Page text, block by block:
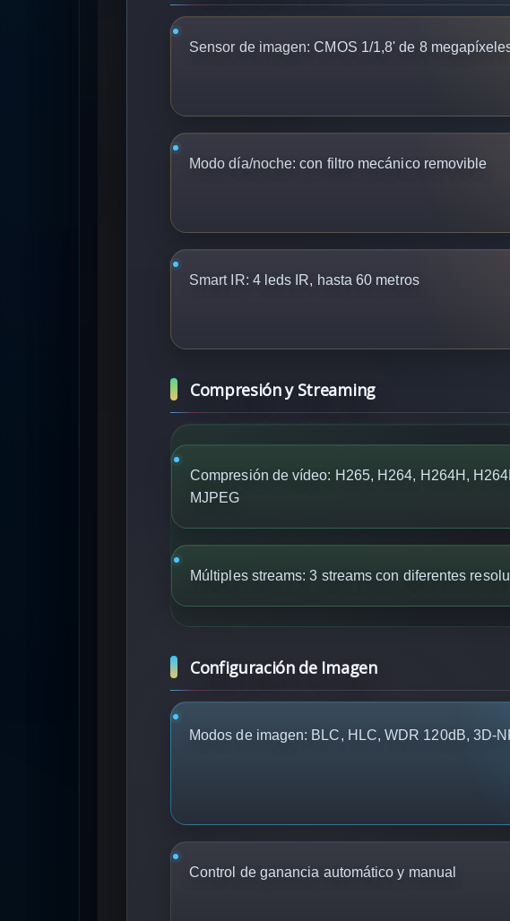
Sensor de imagen: CMOS 1/1,8' de 8
Modo día/noche: con filtro mecánico removible
Smart IR: 4 leds IR, hasta 60 metros
Compresión y Streaming
Compresión de vídeo: H265, H264, H264H,
MJPEG
Múltiples streams: 3 streams con diferentes
Configuración de Imagen
Modos de imagen: BLC, HLC, WDR 120dB, 3D-
Control de ganancia automático y manual